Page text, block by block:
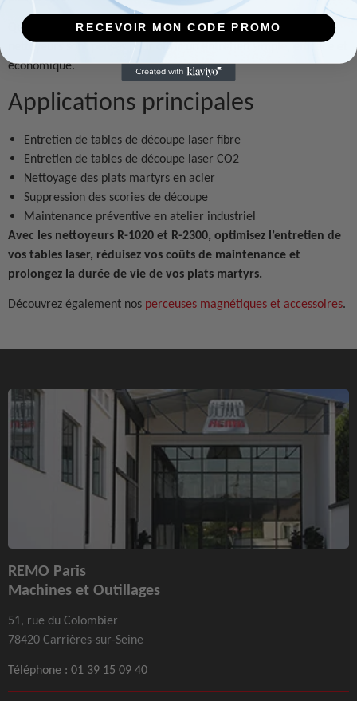
Que vous utilisiez une table de découpe laser CO2 ou fibre, nos
nettoyeurs sont pensés pour offrir un entretien simple, efficace et
économique.
Applications principales
Entretien de tables de découpe laser fibre
Entretien de tables de découpe laser CO2
Nettoyage des plats martyrs en acier
Suppression des scories de découpe
Maintenance préventive en atelier industriel
Avec les nettoyeurs R-1020 et R-2300, optimisez l’entretien de
vos tables laser, réduisez vos coûts de maintenance et
prolongez la durée de vie de vos plats martyrs.
Découvrez également nos perceuses magnétiques et accessoires.
REMO Paris
Machines et Outillages
51, rue du Colombier
78420 Carrières-sur-Seine
Téléphone : 01 39 15 09 40
RECEVOIR MON CODE PROMO